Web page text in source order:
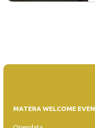
MATERA WELCOME